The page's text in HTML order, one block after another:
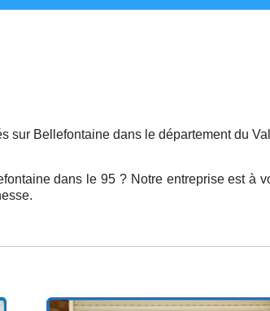
sur Bellefontaine dans le département du
dans le 95 ? Notre entreprise est à